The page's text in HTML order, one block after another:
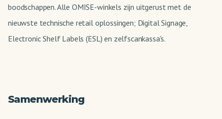
boodschappen. Alle OMISE-winkels zijn uitgerust met de
nieuwste technische retail oplossingen; Digital Signage,
Electronic Shelf Labels (ESL) en zelfscankassa's.
Samenwerking